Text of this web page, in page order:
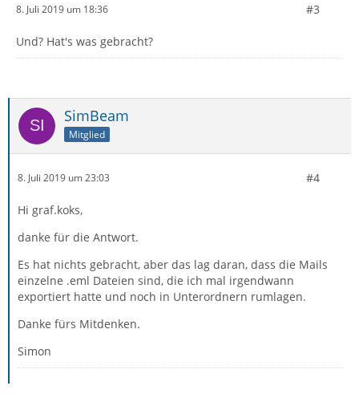
8. Juli 2019 um 18:36 #3
Und? Hat's was gebracht?
SimBeam
Mitglied
8. Juli 2019 um 23:03 #4
Hi graf.koks,
danke für die Antwort.
Es hat nichts gebracht, aber das lag daran, dass die Mails
einzelne .eml Dateien sind, die ich mal irgendwann
exportiert hatte und noch in Unterordnern rumlagen.
Danke fürs Mitdenken.
Simon